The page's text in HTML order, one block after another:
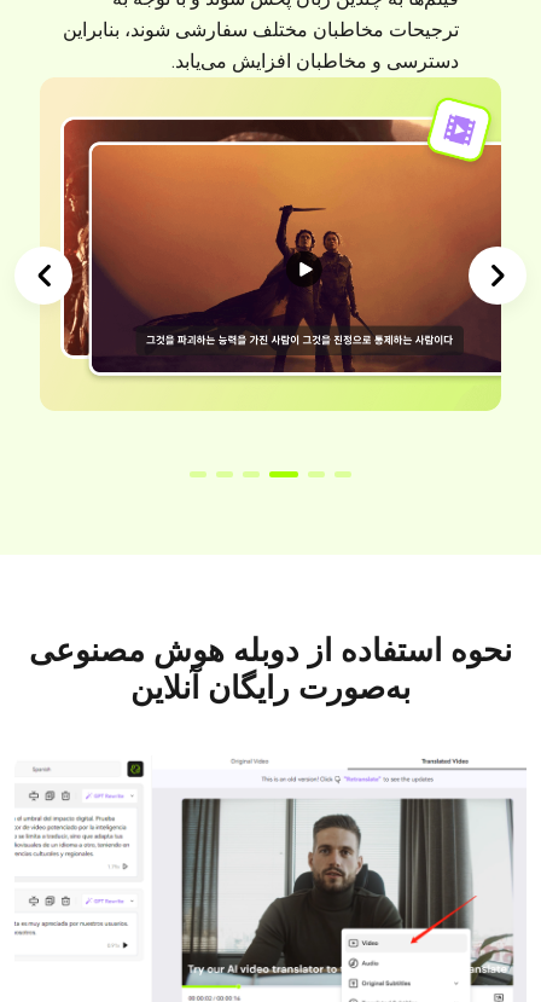
ترجیحات مخاطبان مختلف سفارشی شوند، بنابراین
دسترسی و مخاطبان افزایش می‌یابد.
نحوه استفاده از دوبله هوش مصنوعی
به‌صورت رایگان آنلاین